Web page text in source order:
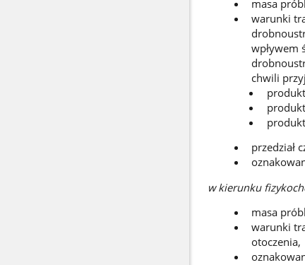
masa
warunki
wpływem
chwili
przedział
w kierunku
masa
warunki
otoczenia,